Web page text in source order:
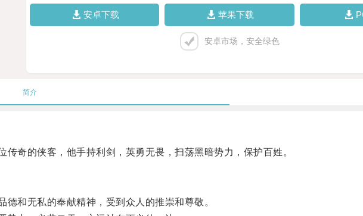
安卓下载 苹果下载
安卓市场，安全绿色
简介
奇的侠客，他手持利剑，英勇无畏，扫荡黑暗势力，保护百姓。
和无私的奉献精神，受到众人的推崇和尊敬。